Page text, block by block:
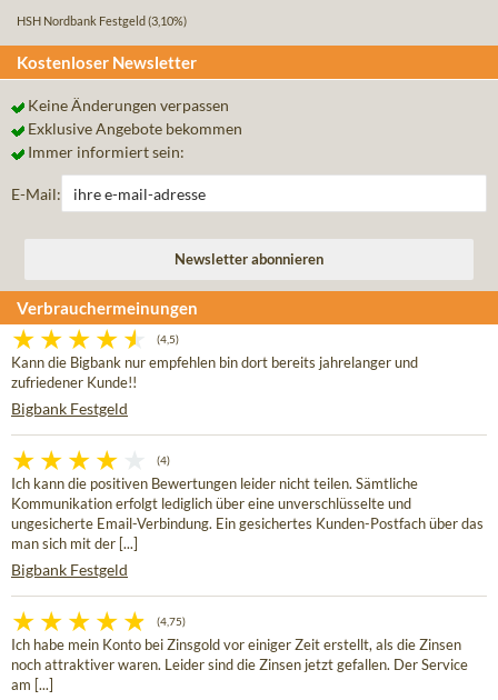
HSH Nordbank Festgeld (3,10%)
Kostenloser Newsletter
Keine Änderungen verpassen
Exklusive Angebote bekommen
Immer informiert sein:
E-Mail:
Verbrauchermeinungen
(4,5)
Kann die Bigbank nur empfehlen bin dort bereits jahrelanger und
zufriedener Kunde!!
Bigbank Festgeld
(4)
Ich kann die positiven Bewertungen leider nicht teilen. Sämtliche
Kommunikation erfolgt lediglich über eine unverschlüsselte und
ungesicherte Email-Verbindung. Ein gesichertes Kunden-Postfach über das
man sich mit der [...]
Bigbank Festgeld
(4,75)
Ich habe mein Konto bei Zinsgold vor einiger Zeit erstellt, als die Zinsen
noch attraktiver waren. Leider sind die Zinsen jetzt gefallen. Der Service
am [...]